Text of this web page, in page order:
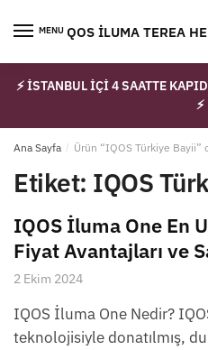
MENUIQOS İLUMA TEREA
⚡ İSTANBUL İÇİ 4 SAATTE
⚡
Ana Sayfa / Ürün “IQOS Türkiye Bayii”
Etiket: IQOS
IQOS İluma One En
Fiyat Avantajları ve
2 Ekim 2024
IQOS İluma One Nedir?
teknolojisiyle donatılmış,